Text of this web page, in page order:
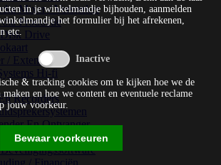
Mixer / Versterker
Productie
Drive
/ Extender
Hi-fi
Recorders
En Ontvanger
Beveiligingssoftware
in je winkelmandje bijhouden, aanmelden
het formulier bij het afrekenen,
etc.
& tracking cookies om te kijken hoe we de
en hoe we content en eventuele reclame
jouw voorkeur.
Bewaar voorkeuren